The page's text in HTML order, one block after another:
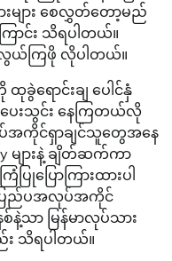
ားများ စေလွှတ်တော့မည်
ာင်း သိရပါတယ်။
ယ်ကြဖို လိုပါတယ်။
ခွဲရောင်းချ ပေါင်နှံ
ားပေးသွင်း နေကြတယ်လို
အကိုင်ရှာချင်သူတွေအနေ
များနဲ့ ချိတ်ဆက်ကာ
ပြောကြားထားပါ
ြည်ပအလုပ်အကိုင်
စ်နဲ့သာ မြန်မာလုပ်သား
သိရပါတယ်။